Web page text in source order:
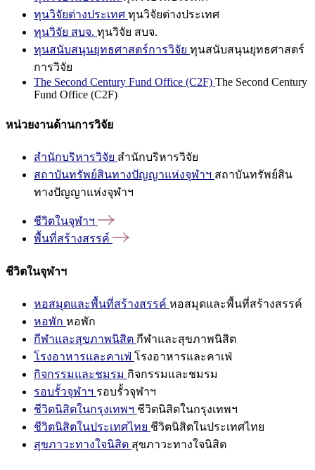
ทุนวิจัยต่างประเทศ ทุนวิจัยต่างประเทศ
ทุนวิจัย สบจ. ทุนวิจัย สบจ.
ทุนสนับสนุนยุทธศาสตร์การวิจัย ทุนสนับสนุนยุทธศาสตร์
การวิจัย
The Second Century Fund Office (C2F) The Second Century
Fund Office (C2F)
หน่วยงานด้านการวิจัย
สำนักบริหารวิจัย สำนักบริหารวิจัย
สถาบันทรัพย์สินทางปัญญาแห่งจุฬาฯ สถาบันทรัพย์สิน
ทางปัญญาแห่งจุฬาฯ
ชีวิตในจุฬาฯ
พื้นที่สร้างสรรค์
ชีวิตในจุฬาฯ
หอสมุดและพื้นที่สร้างสรรค์ หอสมุดและพื้นที่สร้างสรรค์
หอพัก หอพัก
กีฬาและสุขภาพนิสิต กีฬาและสุขภาพนิสิต
โรงอาหารและคาเฟ่ โรงอาหารและคาเฟ่
กิจกรรมและชมรม กิจกรรมและชมรม
รอบรั้วจุฬาฯ รอบรั้วจุฬาฯ
ชีวิตนิสิตในกรุงเทพฯ ชีวิตนิสิตในกรุงเทพฯ
ชีวิตนิสิตในประเทศไทย ชีวิตนิสิตในประเทศไทย
สุขภาวะทางใจนิสิต สุขภาวะทางใจนิสิต